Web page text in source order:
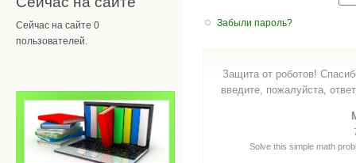
Сейчас на сайте 0
пользователей.
Забыли пароль?
Защита от роботов!
введите, пожалуйста,
Solve this simple math